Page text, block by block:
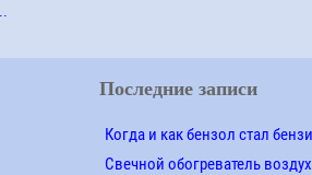
Последние записи
Когда и как бензол стал
Свечной обогреватель